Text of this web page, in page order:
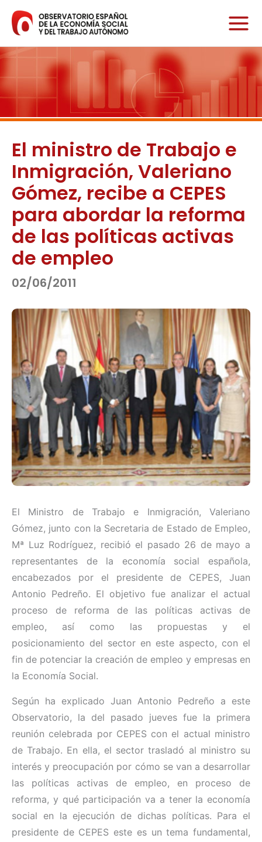
contenido
El ministro de Trabajo e
Inmigración, Valeriano
Gómez, recibe a CEPES
para abordar la reforma
de las políticas activas
de empleo
02/06/2011
El Ministro de Trabajo e Inmigración, Valeriano
Gómez, junto con la Secretaria de Estado de Empleo,
Mª Luz Rodríguez, recibió el pasado 26 de mayo a
representantes de la economía social española,
encabezados por el presidente de CEPES, Juan
Antonio Pedreño. El objetivo fue analizar el actual
proceso de reforma de las políticas activas de
empleo, así como las propuestas y el
posicionamiento del sector en este aspecto, con el
fin de potenciar la creación de empleo y empresas en
la Economía Social.
Según ha explicado Juan Antonio Pedreño a este
Observatorio, la del pasado jueves fue la primera
reunión celebrada por CEPES con el actual ministro
de Trabajo. En ella, el sector trasladó al ministro su
interés y preocupación por cómo se van a desarrollar
las políticas activas de empleo, en proceso de
reforma, y qué participación va a tener la economía
social en la ejecución de dichas políticas. Para el
presidente de CEPES este es un tema fundamental,